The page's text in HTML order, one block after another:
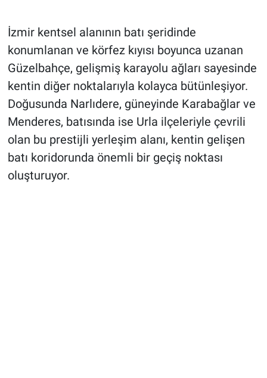
İzmir kentsel alanının batı şeridinde
konumlanan ve körfez kıyısı boyunca uzanan
Güzelbahçe, gelişmiş karayolu ağları sayesinde
kentin diğer noktalarıyla kolayca bütünleşiyor.
Doğusunda Narlıdere, güneyinde Karabağlar ve
Menderes, batısında ise Urla ilçeleriyle çevrili
olan bu prestijli yerleşim alanı, kentin gelişen
batı koridorunda önemli bir geçiş noktası
oluşturuyor.